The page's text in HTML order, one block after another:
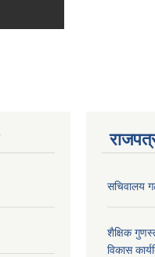
सचिवालय
शैक्षिक
विकास